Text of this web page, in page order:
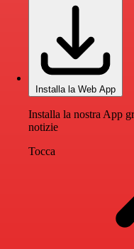
Installa la Web App
Installa la nostra App
notizie
Tocca